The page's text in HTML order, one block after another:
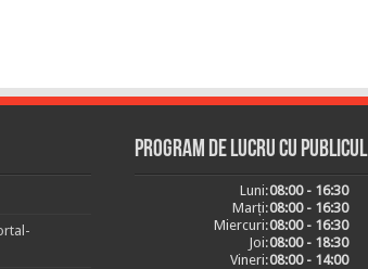
Program de lucru cu publicul
Luni:08:00 - 16:30
Marți:08:00 - 16:30
Miercuri:08:00 - 16:30
Joi:08:00 - 18:30
Vineri:08:00 - 14:00